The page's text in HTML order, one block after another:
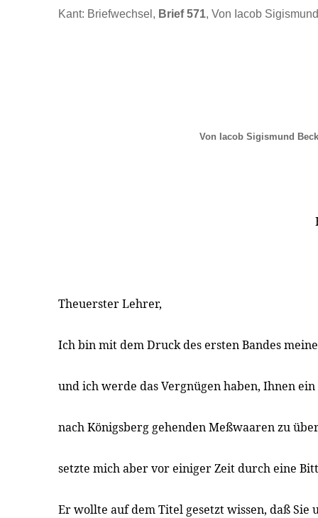
Kant: Briefwechsel, Brief 571, Von Iacob
Von Iacob Sigismund
Theuerster Lehrer,
Ich bin mit dem Druck des ersten Bandes
und ich werde das Vergnügen haben, Ihnen
nach Königsberg gehenden Meßwaaren zu
setzte mich aber vor einiger Zeit durch eine
Er wollte auf dem Titel gesetzt wissen, daß Sie